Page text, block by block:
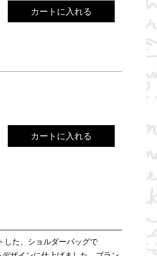
カートに入れる
カートに入れる
した、ショルダーバッグで